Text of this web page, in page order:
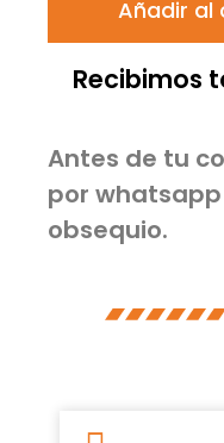
Añadir al
Recibimos
Antes de tu
por
obsequio.